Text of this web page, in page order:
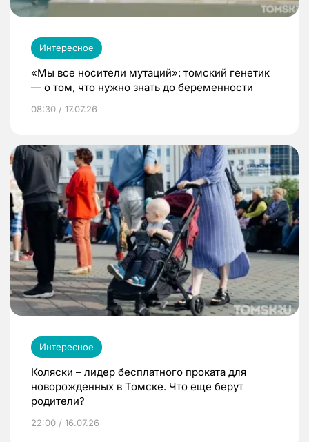
Интересное
«Мы все носители мутаций»: томский генетик
— о том, что нужно знать до беременности
08:30 / 17.07.26
Интересное
Коляски – лидер бесплатного проката для
новорожденных в Томске. Что еще берут
родители?
22:00 / 16.07.26